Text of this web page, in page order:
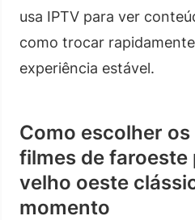
usa IPTV para ver
como trocar
experiência estável.
Como escolher
filmes de
velho oeste
momento